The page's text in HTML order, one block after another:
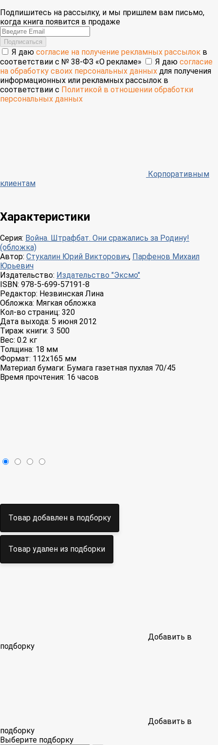
Подпишитесь на рассылку, и мы пришлем вам письмо,
когда книга появится в продаже
Email
Подписаться
Я даю согласие на получение рекламных рассылок в
соответствии с № 38-ФЗ «О рекламе»
Я даю согласие
на обработку своих персональных данных для получения
информационных или рекламных рассылок в
соответствии с Политикой в отношении обработки
персональных данных
Корпоративным
клиентам
Характеристики
Серия: Война. Штрафбат. Они сражались за Родину!
(обложка)
Автор: Стукалин Юрий Викторович, Парфенов Михаил
Юрьевич
Издательство: Издательство "Эксмо"
ISBN: 978-5-699-57191-8
Редактор: Незвинская Лина
Обложка: Мягкая обложка
Кол-во страниц: 320
Дата выхода: 5 июня 2012
Тираж книги: 3 500
Вес: 0.2 кг
Толщина: 18 мм
Формат: 112x165 мм
Материал бумаги: Бумага газетная пухлая 70/45
Время прочтения: 16 часов
Товар добавлен в подборку
Товар удален из подборки
Добавить в
подборку
Добавить в
подборку
Выберите подборку